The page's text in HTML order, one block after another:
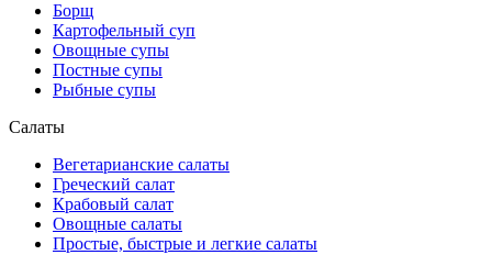
Борщ
Картофельный суп
Овощные супы
Постные супы
Рыбные супы
Салаты
Вегетарианские салаты
Греческий салат
Крабовый салат
Овощные салаты
Простые, быстрые и легкие салаты